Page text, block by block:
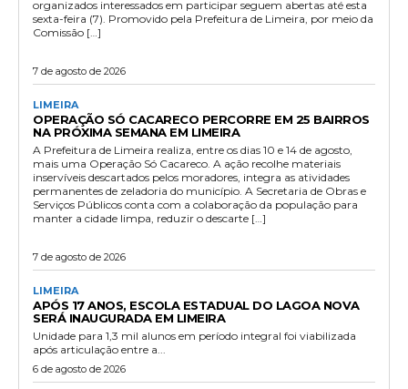
organizados interessados em participar seguem abertas até esta
sexta-feira (7). Promovido pela Prefeitura de Limeira, por meio da
Comissão […]
7 de agosto de 2026
LIMEIRA
OPERAÇÃO SÓ CACARECO PERCORRE EM 25 BAIRROS
NA PRÓXIMA SEMANA EM LIMEIRA
A Prefeitura de Limeira realiza, entre os dias 10 e 14 de agosto,
mais uma Operação Só Cacareco. A ação recolhe materiais
inservíveis descartados pelos moradores, integra as atividades
permanentes de zeladoria do município. A Secretaria de Obras e
Serviços Públicos conta com a colaboração da população para
manter a cidade limpa, reduzir o descarte […]
7 de agosto de 2026
LIMEIRA
APÓS 17 ANOS, ESCOLA ESTADUAL DO LAGOA NOVA
SERÁ INAUGURADA EM LIMEIRA
Unidade para 1,3 mil alunos em período integral foi viabilizada
após articulação entre a...
6 de agosto de 2026